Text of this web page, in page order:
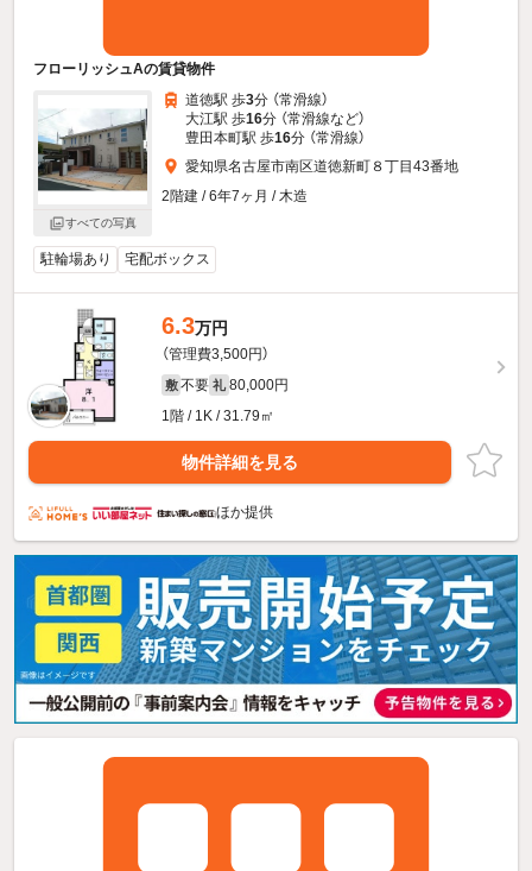
フローリッシュAの賃貸物件
すべての写真
道徳駅 歩3分 （常滑線）
大江駅 歩16分 （常滑線など）
豊田本町駅 歩16分 （常滑線）
愛知県名古屋市南区道徳新町８丁目43番地
2階建 / 6年7ヶ月 / 木造
駐輪場あり 宅配ボックス
6.3万円
（管理費3,500円）
敷 不要 礼 80,000円
1階 / 1K / 31.79㎡
物件詳細を見る
ほか提供